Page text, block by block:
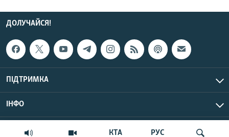
КТА РУС
ДОЛУЧАЙСЯ!
ПІДТРИМКА
ІНФО
© Крим.Реалії, 2026 | Усі права застережено.